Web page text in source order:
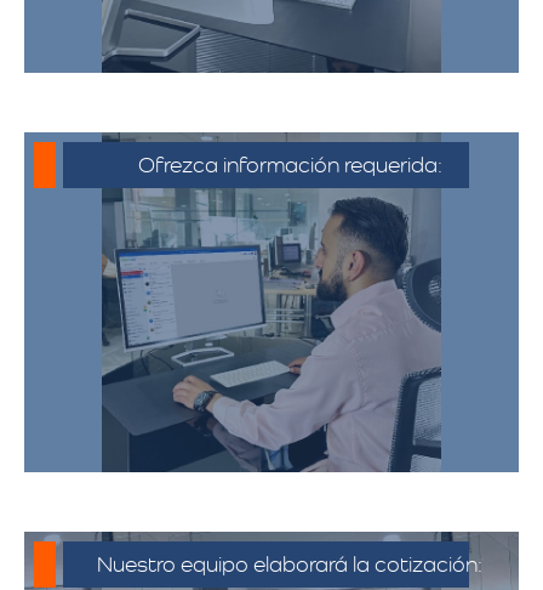
Ofrezca información requerida:
Debe proporcionar información detallada
sobre la mudanza, incluyendo la dirección
de origen y destino, el tipo y cantidad de
pertenencias.​
Nuestro equipo elaborará la cotización: